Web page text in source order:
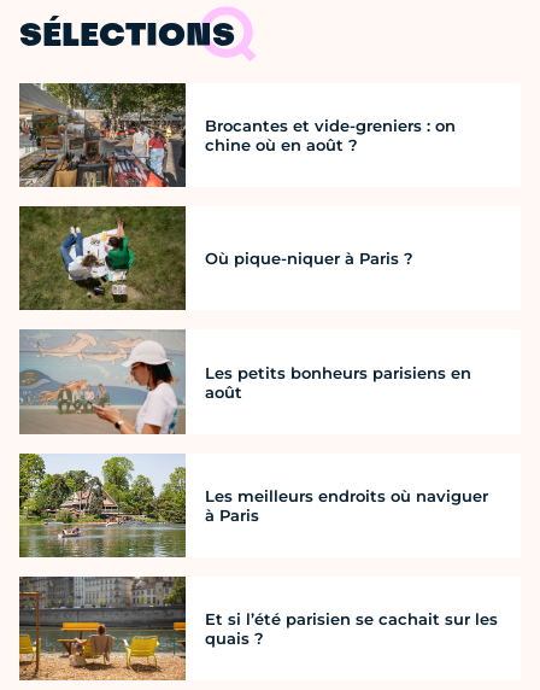
SÉLECTIONS
Brocantes et vide-greniers : on
chine où en août ?
Où pique-niquer à Paris ?
Les petits bonheurs parisiens en
août
Les meilleurs endroits où naviguer
à Paris
Et si l’été parisien se cachait sur les
quais ?